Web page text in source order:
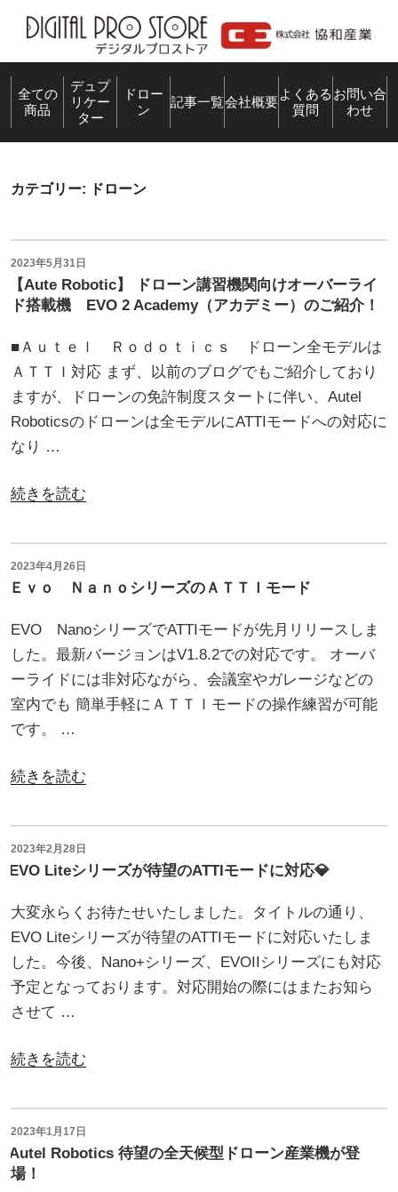
テ
キ
プ
全ての
商品
デュプ
リケー
ター
ドロー
ン
記事一覧会社概要
よくある
質問
お問い合
わせ
カテゴリー: ドローン
投
稿
日:
2023年5月31日
【Aute Robotic】 ドローン講習機関向けオーバーライ
ド搭載機 EVO 2 Academy（アカデミー）のご紹介！
■Ａｕｔｅｌ Ｒｏｄｏｔｉｃｓ ドローン全モデルは
ＡＴＴＩ対応 まず、以前のブログでもご紹介しており
ますが、ドローンの免許制度スタートに伴い、Autel
Roboticsのドローンは全モデルにATTIモードへの対応に
なり …
“【Aute
ド
ロ
ー
習
機
関
向
け
バ
ー
イ
ド
搭
載
機
2
カ
デ
ミ
続きを読む
投
稿
2023年4月26日
Ｅｖｏ ＮａｎｏシリーズのＡＴＴＩモード
EVO NanoシリーズでATTIモードが先月リリースしま
した。最新バージョンはV1.8.2での対応です。 オーバ
ーライドには非対応ながら、会議室やガレージなどの
室内でも 簡単手軽にＡＴＴＩモードの操作練習が可能
です。 …
“Ｅ
ｏ
Ｎ
ａ
ｏ
リ
ー
ズ
の
Ｔ
Ｉ
モ
続きを読む
投
稿
2023年2月28日
EVO Liteシリーズが待望のATTIモードに対応💎
大変永らくお待たせいたしました。タイトルの通り、
EVO Liteシリーズが待望のATTIモードに対応いたしま
した。今後、Nano+シリーズ、EVOIIシリーズにも対応
予定となっております。対応開始の際にはまたお知ら
させて …
“EVO
シ
リ
ー
ズ
続きを読む
投
稿
日:
2023年1月17日
Autel Robotics 待望の全天候型ドローン産業機が登
場！